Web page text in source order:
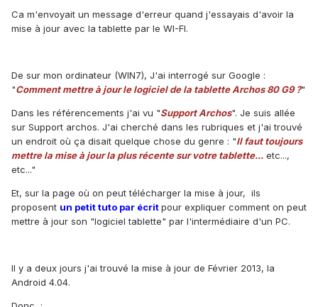
Ca m'envoyait un message d'erreur quand j'essayais d'avoir la
mise à jour avec la tablette par le WI-FI.
De sur mon ordinateur (WIN7), J'ai interrogé sur Google :
"Comment mettre à jour le logiciel de la tablette Archos 80 G9 ?"
Dans les référencements j'ai vu "Support Archos". Je suis allée
sur Support archos. J'ai cherché dans les rubriques et j'ai trouvé
un endroit où ça disait quelque chose du genre : "Il faut toujours
mettre la mise à jour la plus récente sur votre tablette... etc...,
etc..."
Et, sur la page où on peut télécharger la mise à jour, ils
proposent un petit tuto par écritpour expliquer comment on peut
mettre à jour son "logiciel tablette" par l'intermédiaire d'un PC.
Il y a deux jours j'ai trouvé la mise à jour de Février 2013, la
Android 4.04.